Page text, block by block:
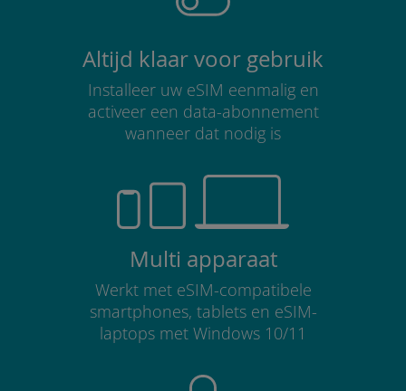
Altijd klaar voor gebruik
Installeer uw eSIM eenmalig en
activeer een data-abonnement
wanneer dat nodig is
Multi apparaat
Werkt met eSIM-compatibele
smartphones, tablets en eSIM-
laptops met Windows 10/11